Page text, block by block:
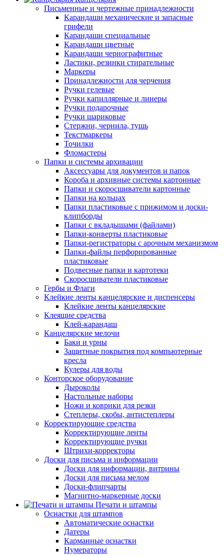
Письменные и чертежные принадлежности
Карандаши механические и запасные
грифели
Карандаши специальные
Карандаши цветные
Карандаши чернографитные
Ластики, резинки стирательные
Маркеры
Принадлежности для черчения
Ручки гелевые
Ручки капиллярные и линеры
Ручки подарочные
Ручки шариковые
Стержни, чернила, тушь
Текстмаркеры
Точилки
Фломастеры
Папки и системы архивации
Аксессуары для документов и папок
Короба и архивные системы картонные
Папки и скоросшиватели картонные
Папки на кольцах
Папки пластиковые с прижимом и доски-
клипборды
Папки с вкладышами (файлами)
Папки-конверты пластиковые
Папки-регистраторы с арочным механизмом
Папки-файлы перфорированные
пластиковые
Подвесные папки и картотеки
Скоросшиватели пластиковые
Гербы и Флаги
Клейкие ленты канцелярские и диспенсеры
Клейкие ленты канцелярские
Клеящие средства
Клей-карандаш
Канцелярские мелочи
Баки и урны
Защитные покрытия под компьютерные
кресла
Кулеры для воды
Конторское оборудование
Дыроколы
Настольные наборы
Ножи и коврики для резки
Степлеры, скобы, антистеплеры
Корректирующие средства
Корректирующие ленты
Корректирующие ручки
Штрихи-корректоры
Доски для письма и информации
Доски для информации, витрины
Доски для письма мелом
Доски-флипчарты
Магнитно-маркерные доски
Печати и штампы
Оснастки для штампов
Автоматические оснастки
Датеры
Карманные оснастки
Нумераторы